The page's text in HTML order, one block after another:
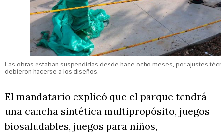
Las obras estaban suspendidas desde hace ocho meses, por ajustes
debieron hacerse a los diseños.
El mandatario explicó que el parque tendrá
una cancha sintética multipropósito, juegos
biosaludables, juegos para niños,